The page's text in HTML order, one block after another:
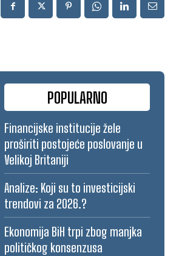
POPULARNO
Financijske institucije žele
proširiti postojeće poslovanje u
Velikoj Britaniji
Analize: Koji su to investicijski
trendovi za 2026.?
Ekonomija BiH trpi zbog manjka
političkog konsenzusa